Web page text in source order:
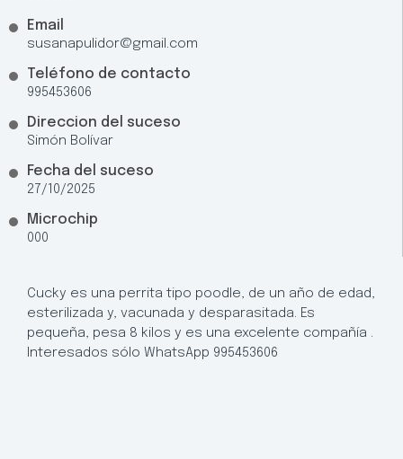
Email
susanapulidor@gmail.com
Teléfono de contacto
995453606
Direccion del suceso
Simón Bolívar
Fecha del suceso
27/10/2025
Microchip
000
Cucky es una perrita tipo poodle, de un año de edad,
esterilizada y, vacunada y desparasitada. Es
pequeña, pesa 8 kilos y es una excelente compañía .
Interesados sólo WhatsApp 995453606